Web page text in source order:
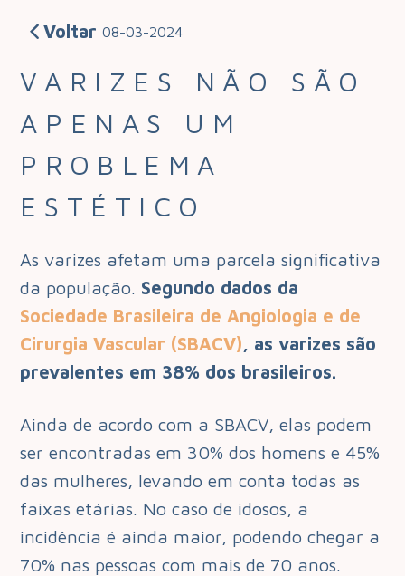
Voltar 08-03-2024
VARIZES NÃO SÃO
APENAS UM
PROBLEMA
ESTÉTICO
As varizes afetam uma parcela significativa
da população. Segundo dados da
Sociedade Brasileira de Angiologia e de
Cirurgia Vascular (SBACV), as varizes são
prevalentes em 38% dos brasileiros.
Ainda de acordo com a SBACV, elas podem
ser encontradas em 30% dos homens e 45%
das mulheres, levando em conta todas as
faixas etárias. No caso de idosos, a
incidência é ainda maior, podendo chegar a
70% nas pessoas com mais de 70 anos.